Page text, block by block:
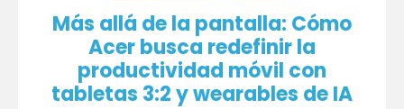
Más allá de la pantalla: Cómo
Acer busca redefinir la
productividad móvil con
tabletas 3:2 y wearables de IA